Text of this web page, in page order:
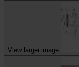
View larger image